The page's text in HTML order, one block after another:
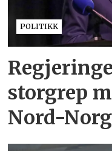
POLITIKK
storgrep
Nord-